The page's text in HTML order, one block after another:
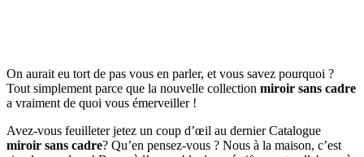
On aurait eu tort de pas vous en parler, et vous savez pourquoi ?
Tout simplement parce que la nouvelle collection miroir sans cadre
a vraiment de quoi vous émerveiller !
Avez-vous feuilleter jetez un coup d’œil au dernier Catalogue
miroir sans cadre? Qu’en pensez-vous ? Nous à la maison, c’est